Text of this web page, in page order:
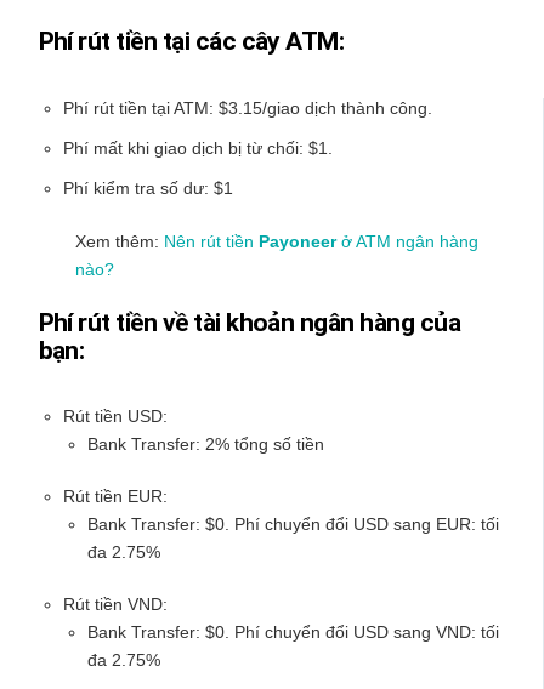
Phí rút tiền tại các cây ATM:
Phí rút tiền tại ATM: $3.15/giao dịch thành công.
Phí mất khi giao dịch bị từ chối: $1.
Phí kiểm tra số dư: $1
Xem thêm: Nên rút tiền Payoneerở ATM ngân hàng
nào?
Phí rút tiền về tài khoản ngân hàng của
bạn:
Rút tiền USD:
Bank Transfer: 2% tổng số tiền
Rút tiền EUR:
Bank Transfer: $0. Phí chuyển đổi USD sang EUR: tối
đa 2.75%
Rút tiền VND:
Bank Transfer: $0. Phí chuyển đổi USD sang VND: tối
đa 2.75%